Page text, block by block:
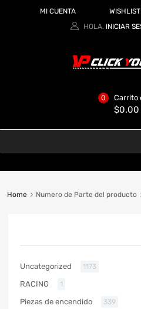
MI CUENTA WISHLIST
HOLA. INICIAR
Carrito
$0.00
0
Home Numero de Parte del producto
Uncategorized 1173
RACING 1
Piezas de encendido 339